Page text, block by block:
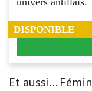
DISPONIBLE
Et aussi...